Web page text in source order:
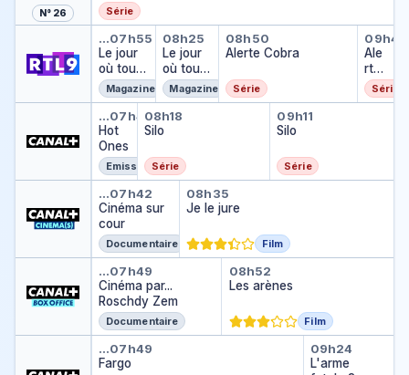
s
ol
u
ti
o
n
s
c
c
u
s
é
N° 26 Série
Le jour où tout a basculé
…07h55
Le jour
où tout
a
basculé
Magazine
Le jour où tout a basculé
08h25
Le jour
où tout
a
basculé
Magazine
Alerte Cobra
08h50
Alerte Cobra
Série
09h45
Ale
rte
Co
bra
Série
Hot Ones
…07h43
Hot
Ones
Emission
Silo
08h18
Silo
Série
Silo
09h11
Silo
Série
Cinéma sur cour
…07h42
Cinéma sur
cour
Documentaire
Je le jure
08h35
Je le jure
Film
Cinéma par... Roschdy Zem
…07h49
Cinéma par...
Roschdy Zem
Documentaire
Les arènes
08h52
Les arènes
Film
Fargo
…07h49
Fargo
L'arme
09h24
L'arme